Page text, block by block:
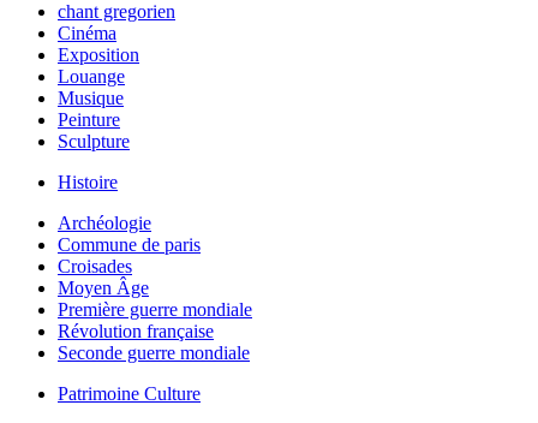
chant gregorien
Cinéma
Exposition
Louange
Musique
Peinture
Sculpture
Histoire
Archéologie
Commune de paris
Croisades
Moyen Âge
Première guerre mondiale
Révolution française
Seconde guerre mondiale
Patrimoine Culture